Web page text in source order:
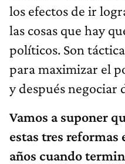
los efectos de ir
las cosas que hay
políticos. Son
para maximizar el
y después negociar
Vamos a suponer
estas tres reformas
años cuando